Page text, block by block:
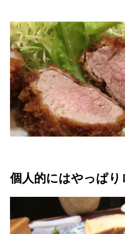
個人的にはやっぱり